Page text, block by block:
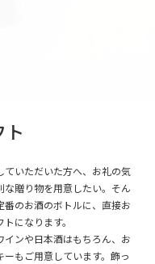
ト
ていただいた方へ、お礼の気
贈り物を用意したい。そん
のお酒のボトルに、直接お
になります。
ンや日本酒はもちろん、お
もご用意しています。飾っ